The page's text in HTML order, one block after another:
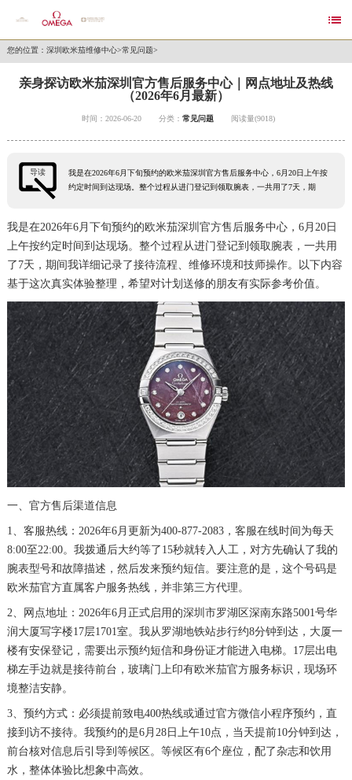

您的位置： 深圳欧米茄维修中心>常见问题>
亲身探访欧米茄深圳官方售后服务中心｜网点地址及热线
（2026年6月最新）
时间：2026-06-20 分类： 常见问题 阅读量(9018)
导读
我是在2026年6月下旬预约的欧米茄深圳官方售后服务中心，6月20日上午按
约定时间到达现场。整个过程从进门登记到领取腕表，一共用了7天，期
我是在2026年6月下旬预约的欧米茄深圳官方售后服务中心，6月20日
上午按约定时间到达现场。整个过程从进门登记到领取腕表，一共用
了7天，期间我详细记录了接待流程、维修环境和技师操作。以下内容
基于这次真实体验整理，希望对计划送修的朋友有实际参考价值。
一、官方售后渠道信息
1、客服热线：2026年6月更新为400-877-2083，客服在线时间为每天
8:00至22:00。我拨通后大约等了15秒就转入人工，对方先确认了我的
腕表型号和故障描述，然后发来预约短信。要注意的是，这个号码是
欧米茄官方直属客户服务热线，并非第三方代理。
2、网点地址：2026年6月正式启用的深圳市罗湖区深南东路5001号华
润大厦写字楼17层1701室。我从罗湖地铁站步行约8分钟到达，大厦一
楼有安保登记，需要出示预约短信和身份证才能进入电梯。17层出电
梯左手边就是接待前台，玻璃门上印有欧米茄官方服务标识，现场环
境整洁安静。
3、预约方式：必须提前致电400热线或通过官方微信小程序预约，直
接到访不接待。我预约的是6月28日上午10点，当天提前10分钟到达，
前台核对信息后引导到等候区。等候区有6个座位，配了杂志和饮用
水，整体体验比想象中高效。